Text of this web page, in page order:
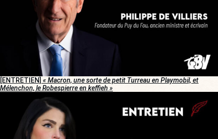
[ENTRETIEN] « Macron, une sorte de petit Turreau en Playmobil, et
Mélenchon, le Robespierre en keffieh »